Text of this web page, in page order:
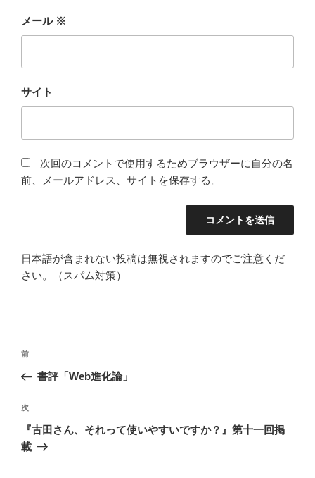
メール ※
サイト
次回のコメントで使用するためブラウザーに自分の名
前、メールアドレス、サイトを保存する。
日本語が含まれない投稿は無視されますのでご注意くだ
さい。（スパム対策）
投
ナ
ビ
ゲ
ー
前
の
稿
前
書評「Web進化論」
次
の
投
次
『古田さん、それって使いやすいですか？』第十一回掲
載